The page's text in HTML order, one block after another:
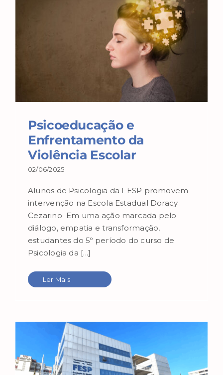
Psicoeducação e
Enfrentamento da
Violência Escolar
02/06/2025
Alunos de Psicologia da FESP promovem
intervenção na Escola Estadual Doracy
Cezarino Em uma ação marcada pelo
diálogo, empatia e transformação,
estudantes do 5º período do curso de
Psicologia da [...]
Ler Mais